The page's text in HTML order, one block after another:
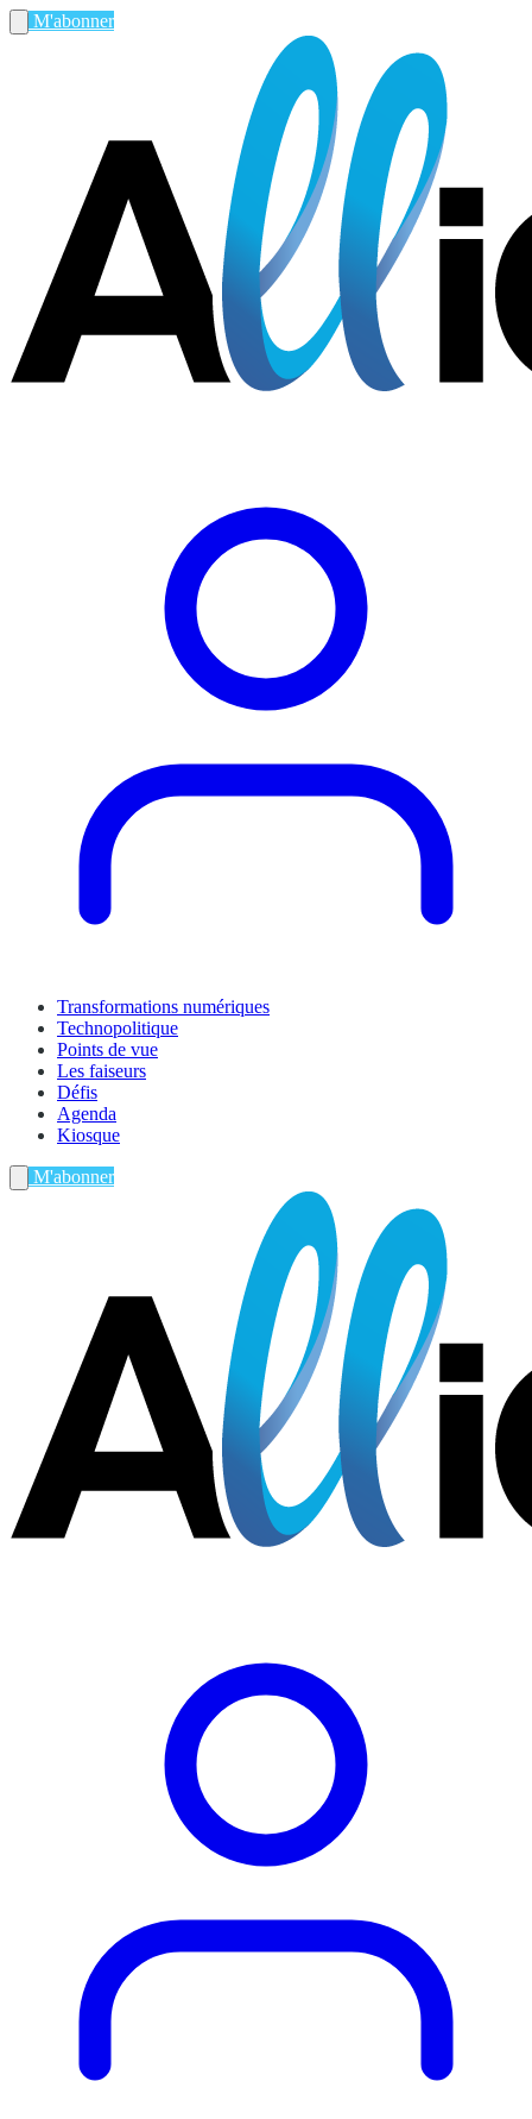
M'abonner
Transformations numériques
Technopolitique
Points de vue
Les faiseurs
Défis
Agenda
Kiosque
M'abonner